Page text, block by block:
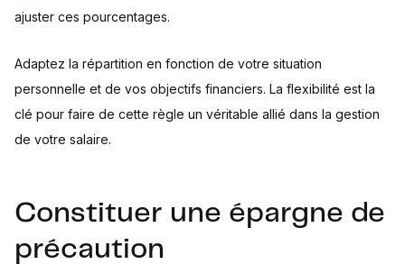
ajuster ces pourcentages.
Adaptez la répartition en fonction de votre situation
personnelle et de vos objectifs financiers. La flexibilité est la
clé pour faire de cette règle un véritable allié dans la gestion
de votre salaire.
Constituer une épargne de
précaution